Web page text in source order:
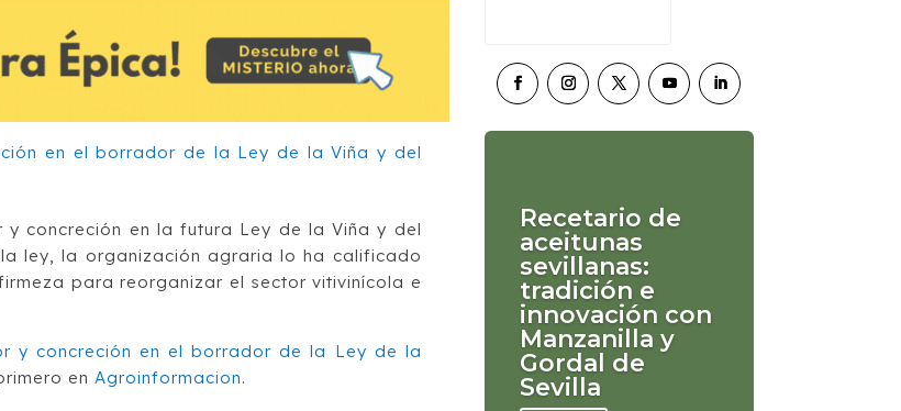
concreción en la futura Ley de la Viña y del
ley, la organización agraria lo ha calificado
para reorganizar el sector vitivinícola e
y concreción en el borrador de la Ley de la
en Agroinformacion.
Recetario de
aceitunas
sevillanas:
tradición e
innovación con
Manzanilla y
Gordal de
Sevilla